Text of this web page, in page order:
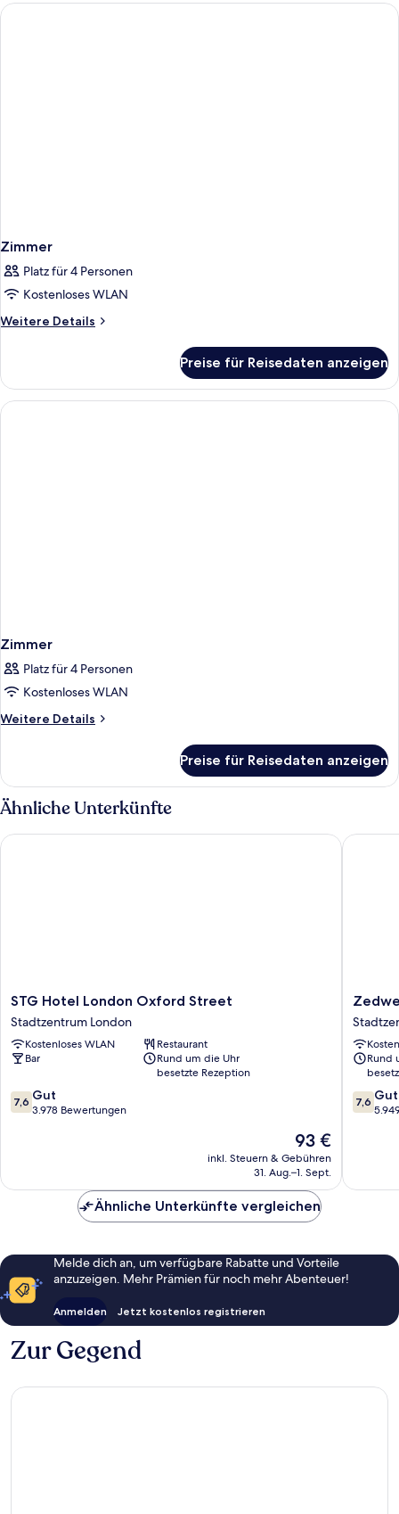
Zimmer
Platz für 4 Personen
Kostenloses WLAN
Weitere Details
Weitere
Preise für Reisedaten anzeigen
Zimmer
Platz für 4 Personen
Kostenloses WLAN
Weitere Details
Weitere
Preise für Reisedaten anzeigen
Ähnliche Unterkünfte
STG
Hotel
London
Oxford
Street
London
STG Hotel London Oxford Street
Stadtzentrum London
Kostenloses WLAN
Restaurant
Bar
Rund um die Uhr
besetzte Rezeption
7.6
von
7,6 Gut
3.978 Bewertungen
Der
Preis
beträgt
93 €
inkl. Steuern & Gebühren
31. Aug.–1. Sept.
STG Hotel London Oxford Street
Zedwell
Circus
London
Rund
7.6
von
7,6 Gut
Zedwell
Ähnliche Unterkünfte vergleichen
Melde dich an, um verfügbare Rabatte und Vorteile
anzuzeigen. Mehr Prämien für noch mehr Abenteuer!
Anmelden Jetzt kostenlos registrieren
Zur Gegend